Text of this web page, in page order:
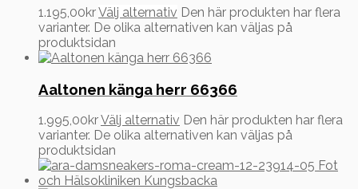
1.195,00krVälj alternativ Den här produkten har flera
varianter. De olika alternativen kan väljas på
produktsidan
Aaltonen känga herr 66366
1.995,00krVälj alternativ Den här produkten har flera
varianter. De olika alternativen kan väljas på
produktsidan